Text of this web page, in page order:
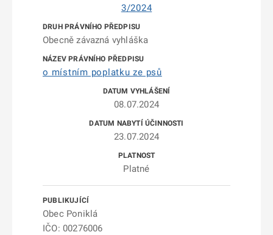
3/2024
Obecně závazná vyhláška
o místním poplatku ze psů
08.07.2024
23.07.2024
Platné
Obec Poniklá
IČO: 00276006